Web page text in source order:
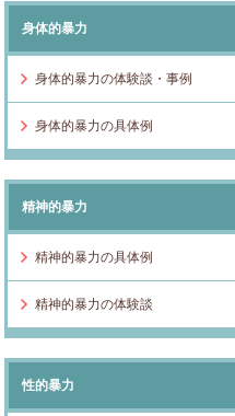
身体的暴力
身体的暴力の体験談・事例
身体的暴力の具体例
精神的暴力
精神的暴力の具体例
精神的暴力の体験談
性的暴力